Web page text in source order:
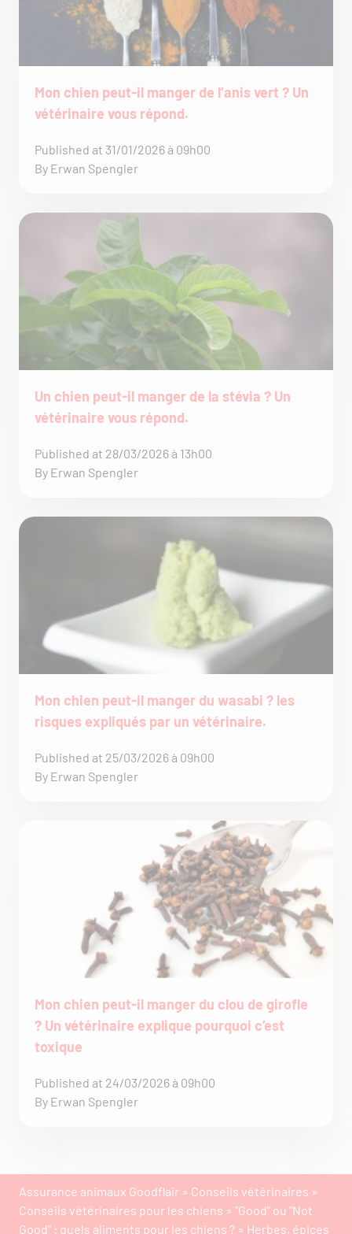
Mon chien peut-il manger de l’anis vert ? Un
vétérinaire vous répond.
Published at 31/01/2026 à 09h00
By Erwan Spengler
Un chien peut-il manger de la stévia ? Un
vétérinaire vous répond.
Published at 28/03/2026 à 13h00
By Erwan Spengler
Mon chien peut-il manger du wasabi ? les
risques expliqués par un vétérinaire.
Published at 25/03/2026 à 09h00
By Erwan Spengler
Mon chien peut-il manger du clou de girofle
? Un vétérinaire explique pourquoi c’est
toxique
Published at 24/03/2026 à 09h00
By Erwan Spengler
Assurance animaux Goodflair » Conseils vétérinaires »
Conseils vétérinaires pour les chiens » "Good" ou "Not
Good" : quels aliments pour les chiens ? » Herbes, épices